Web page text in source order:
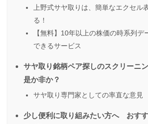
上野式サヤ取りは、簡単なエクセル
る！
【無料】10年以上の株価の時系列デ
できるサービス
サヤ取り銘柄ペア探しのスクリーニ
是か非か？
サヤ取り専門家としての率直な意見
少し便利に取り組みたい方へ おす